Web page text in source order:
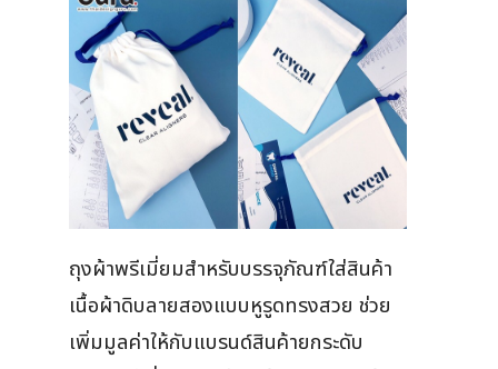
ถุงผ้าพรีเมี่ยมสำหรับบรรจุภัณฑ์ใส่สินค้า
เนื้อผ้าดิบลายสองแบบหูรูดทรงสวย ช่วย
เพิ่มมูลค่าให้กับแบรนด์สินค้ายกระดับ